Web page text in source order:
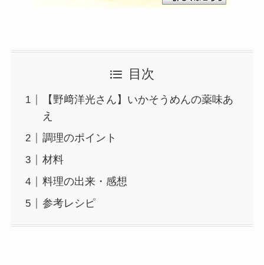
目次
【野﨑洋光さん】いかそうめんの薬味あ
え
調理のポイント
材料
料理の出来・感想
参考レシピ